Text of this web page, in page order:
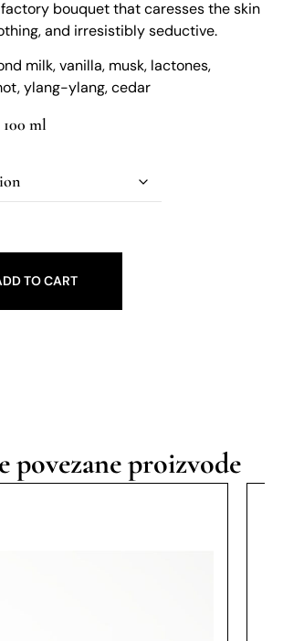
bouquet that caresses the skin
and irresistibly seductive.
milk, vanilla, musk, lactones,
ylang-ylang, cedar
100 ml
TO CART
povezane proizvode